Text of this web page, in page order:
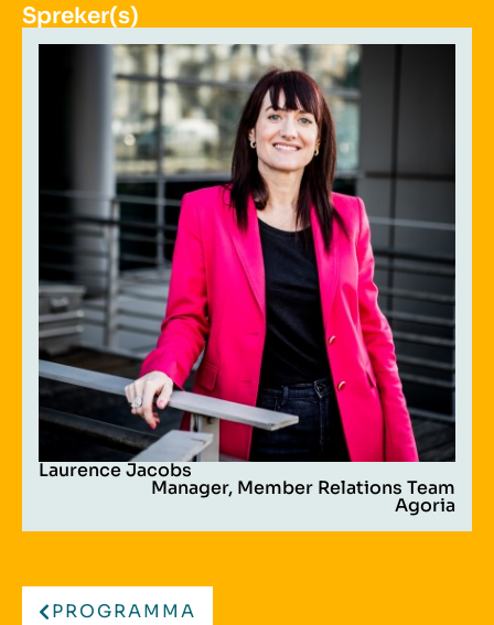
Spreker(s)
Laurence Jacobs
Manager, Member Relations Team
Agoria
PROGRAMMA